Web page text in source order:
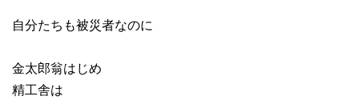
自分たちも被災者なのに
金太郎翁はじめ
精工舎は